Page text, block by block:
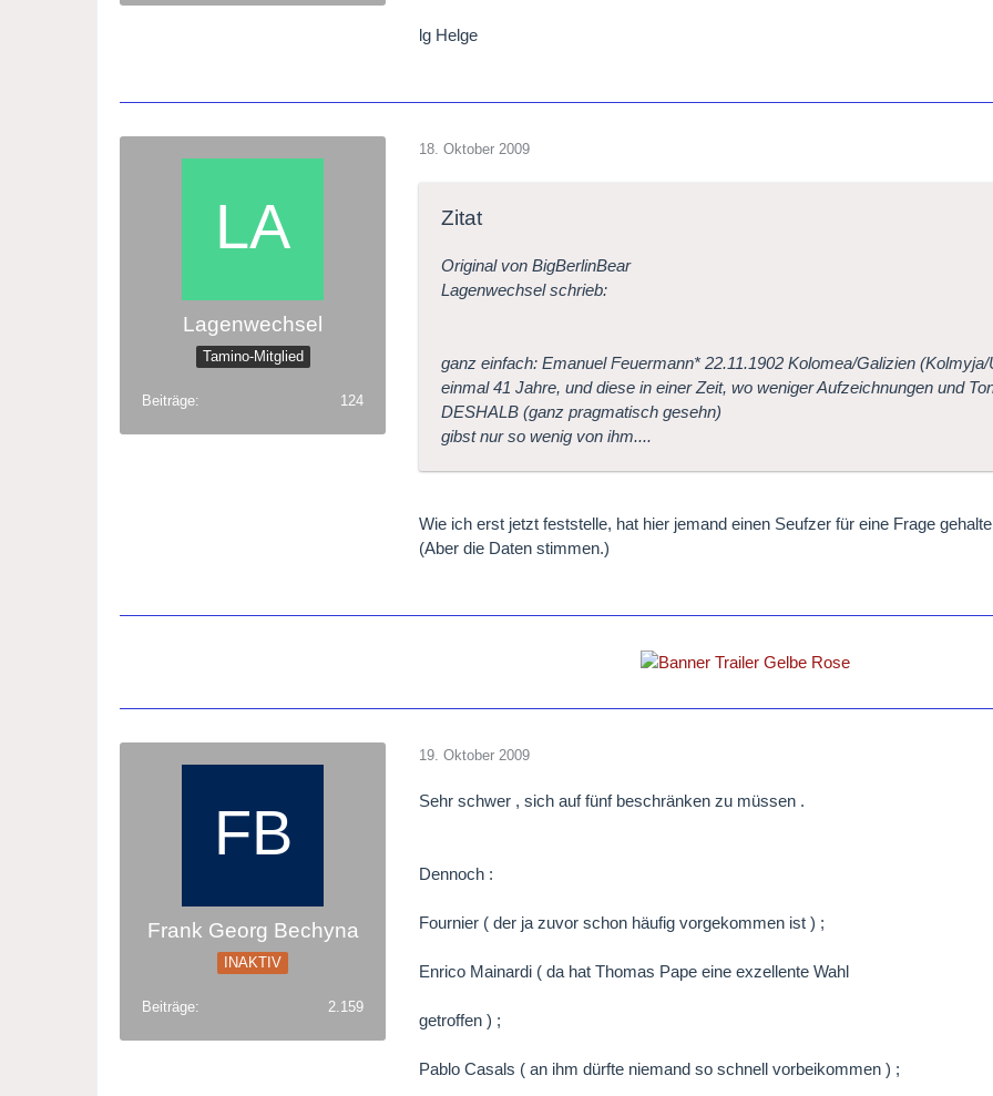
lg Helge
Lagenwechsel
Tamino-Mitglied
Beiträge 124
18. Oktober 2009
Zitat
Original von BigBerlinBear
Lagenwechsel schrieb:
ganz einfach: Emanuel Feuermann* 22.11.1902 Kolomea/Galizien
einmal 41 Jahre, und diese in einer Zeit, wo weniger Aufzeichnungen und
DESHALB (ganz pragmatisch gesehn)
gibst nur so wenig von ihm....
Wie ich erst jetzt feststelle, hat hier jemand einen Seufzer für eine Frage
(Aber die Daten stimmen.)
Frank Georg Bechyna
INAKTIV
Beiträge 2.159
19. Oktober 2009
Sehr schwer , sich auf fünf beschränken zu müssen .
Dennoch :
Fournier ( der ja zuvor schon häufig vorgekommen ist ) ;
Enrico Mainardi ( da hat Thomas Pape eine exzellente Wahl
getroffen ) ;
Pablo Casals ( an ihm dürfte niemand so schnell vorbeikommen ) ;